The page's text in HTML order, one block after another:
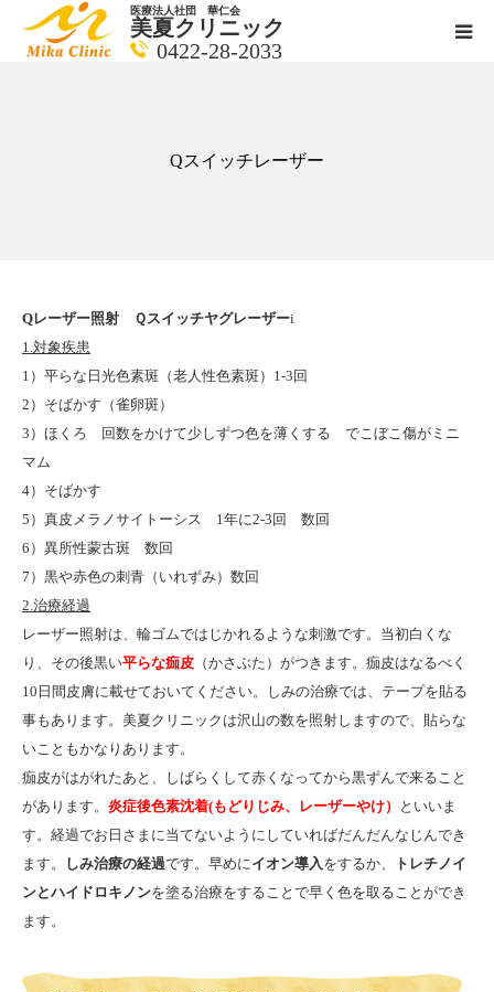
医療法人社団 華仁会
美夏クリニック
0422-28-2033
Qスイッチレーザー
Qレーザー照射 Ｑスイッチヤグレーザーi
1.対象疾患
1）平らな日光色素斑（老人性色素斑）1-3回
2）そばかす（雀卵斑）
3）ほくろ 回数をかけて少しずつ色を薄くする でこぼこ傷がミニ
マム
4）そばかす
5）真皮メラノサイトーシス 1年に2-3回 数回
6）異所性蒙古斑 数回
7）黒や赤色の刺青（いれずみ）数回
2.治療経過
レーザー照射は、輪ゴムではじかれるような刺激です。当初白くな
り、その後黒い平らな痂皮 （かさぶた）がつきます。痂皮はなるべく
10日間皮膚に載せておいてください。しみの治療では、テープを貼る
事もあります。美夏クリニックは沢山の数を照射しますので、貼らな
いこともかなりあります。
痂皮がはがれたあと、しばらくして赤くなってから黒ずんで来ること
があります。 炎症後色素沈着(もどりじみ、レーザーやけ）
といいま
す。経過でお日さまに当てないようにしていればだんだんなじんでき
ます。
しみ治療の経過です。早めにイオン導入をするか、
トレチノイ
ンとハイドロキノンを塗る治療をすることで早く色を取ることができ
ます。
メールで相談
ブログ一覧ページ